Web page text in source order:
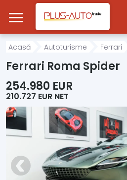
Mergi direct la conținutul principal
Acasă
Motociclete
Autoutilitare
Alte tipuri vehicule
Acasă Autoturisme Ferrari
Ferrari Roma Spider
254.980 EUR
210.727 EUR NET